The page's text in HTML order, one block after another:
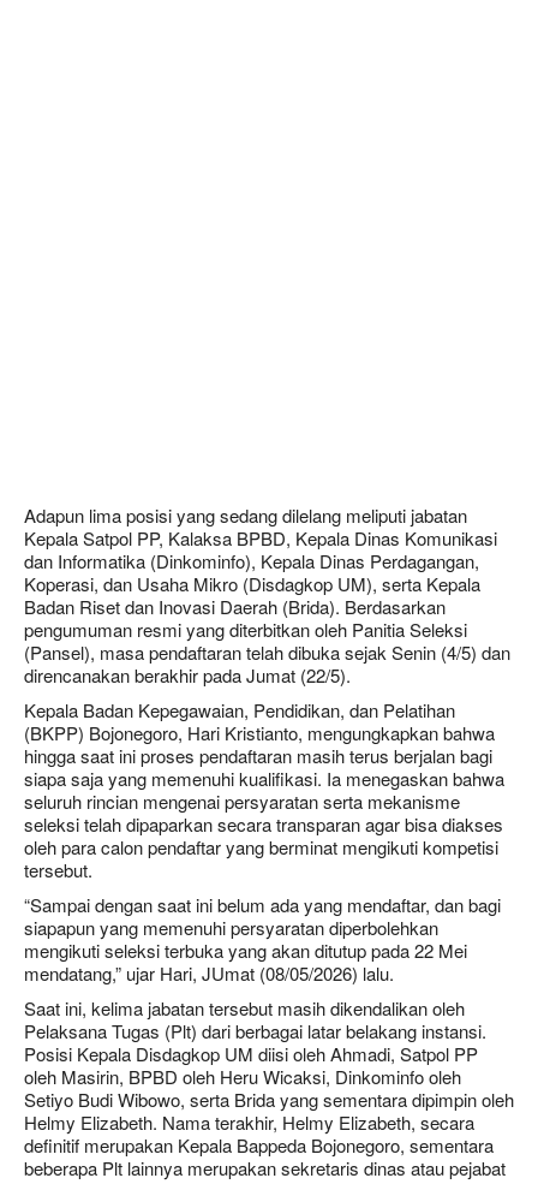
Adapun lima posisi yang sedang dilelang meliputi jabatan
Kepala Satpol PP, Kalaksa BPBD, Kepala Dinas Komunikasi
dan Informatika (Dinkominfo), Kepala Dinas Perdagangan,
Koperasi, dan Usaha Mikro (Disdagkop UM), serta Kepala
Badan Riset dan Inovasi Daerah (Brida). Berdasarkan
pengumuman resmi yang diterbitkan oleh Panitia Seleksi
(Pansel), masa pendaftaran telah dibuka sejak Senin (4/5) dan
direncanakan berakhir pada Jumat (22/5).
Kepala Badan Kepegawaian, Pendidikan, dan Pelatihan
(BKPP) Bojonegoro, Hari Kristianto, mengungkapkan bahwa
hingga saat ini proses pendaftaran masih terus berjalan bagi
siapa saja yang memenuhi kualifikasi. Ia menegaskan bahwa
seluruh rincian mengenai persyaratan serta mekanisme
seleksi telah dipaparkan secara transparan agar bisa diakses
oleh para calon pendaftar yang berminat mengikuti kompetisi
tersebut.
“Sampai dengan saat ini belum ada yang mendaftar, dan bagi
siapapun yang memenuhi persyaratan diperbolehkan
mengikuti seleksi terbuka yang akan ditutup pada 22 Mei
mendatang,” ujar Hari, JUmat (08/05/2026) lalu.
Saat ini, kelima jabatan tersebut masih dikendalikan oleh
Pelaksana Tugas (Plt) dari berbagai latar belakang instansi.
Posisi Kepala Disdagkop UM diisi oleh Ahmadi, Satpol PP
oleh Masirin, BPBD oleh Heru Wicaksi, Dinkominfo oleh
Setiyo Budi Wibowo, serta Brida yang sementara dipimpin oleh
Helmy Elizabeth. Nama terakhir, Helmy Elizabeth, secara
definitif merupakan Kepala Bappeda Bojonegoro, sementara
beberapa Plt lainnya merupakan sekretaris dinas atau pejabat